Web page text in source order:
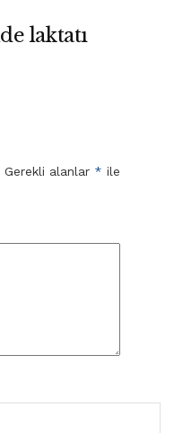
laktatı
Gerekli alanlar * ile